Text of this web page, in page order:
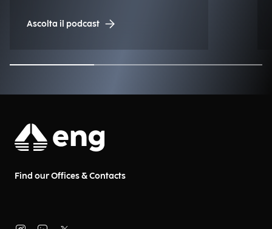
Ascolta il podcast
Find our Offices & Contacts